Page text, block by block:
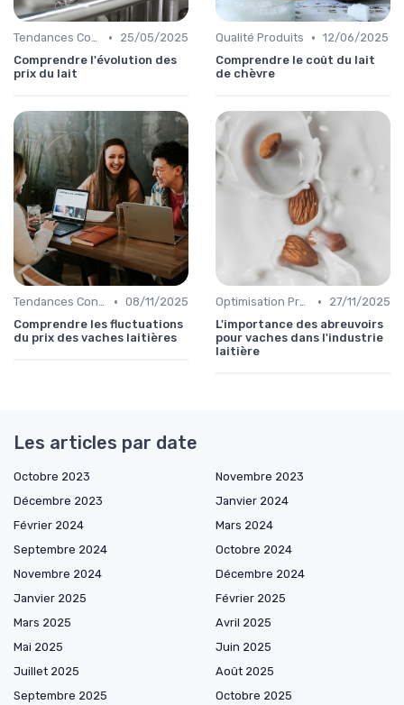
Tendances Consommation •
25/05/2025
Comprendre l'évolution des
prix du lait
Qualité Produits • 12/06/2025
Comprendre le coût du lait
de chèvre
Tendances Consommation • 08/11/2025
Comprendre les fluctuations
du prix des vaches laitières
Optimisation Production •
27/11/2025
L'importance des abreuvoirs
pour vaches dans l'industrie
laitière
Les articles par date
Octobre 2023
Novembre 2023
Décembre 2023
Janvier 2024
Février 2024
Mars 2024
Septembre 2024
Octobre 2024
Novembre 2024
Décembre 2024
Janvier 2025
Février 2025
Mars 2025
Avril 2025
Mai 2025
Juin 2025
Juillet 2025
Août 2025
Septembre 2025
Octobre 2025